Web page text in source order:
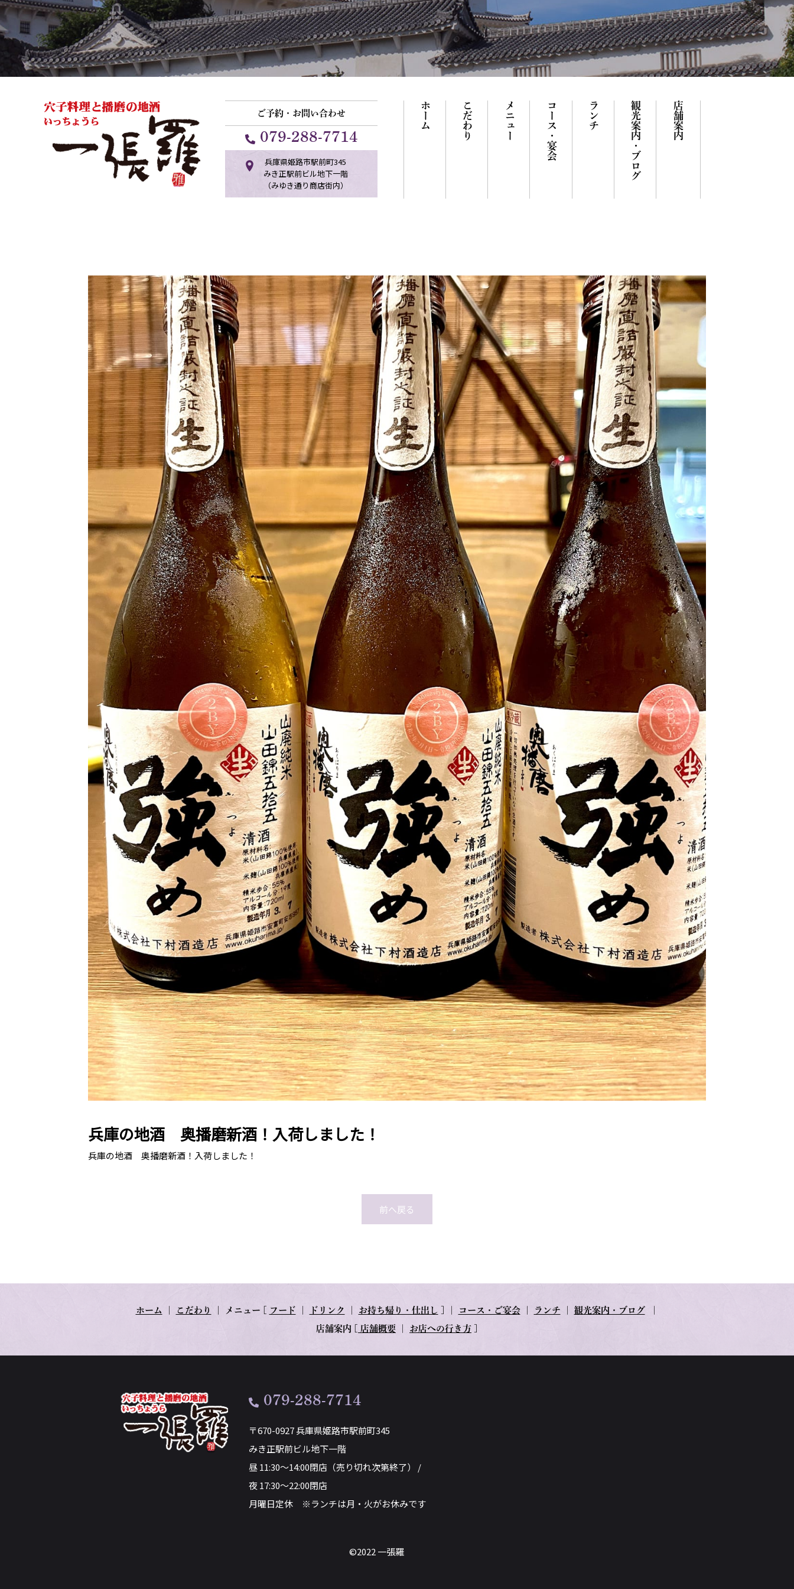
ご予約・お問い合わせ
079-288-7714
兵庫県姫路市駅前町345
みき正駅前ビル地下一階
（みゆき通り商店街内）
ホーム こだわり メニュー コース・宴会 ランチ 観光案内・ブログ 店舗案内
兵庫の地酒 奥播磨新酒！入荷しました！
兵庫の地酒 奥播磨新酒！入荷しました！
前へ戻る
ホーム こだわり メニュー フード ドリンク お持ち帰り・仕出し コース・ご宴会｜ ランチ 観光案内・ブログ｜
店舗案内 店舗概要 お店への行き方
079-288-7714
〒670-0927 兵庫県姫路市駅前町345
みき正駅前ビル地下一階
昼 11:30～14:00閉店（売り切れ次第終了） /
夜 17:30～22:00閉店
月曜日定休 ※ランチは月・火がお休みです
©2022 一張羅